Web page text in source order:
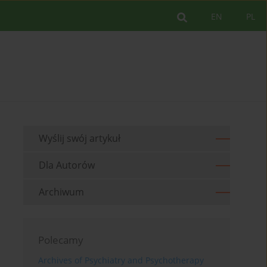
PL
EN
Wyślij swój artykuł
Dla Autorów
Archiwum
Polecamy
Archives of Psychiatry and Psychotherapy